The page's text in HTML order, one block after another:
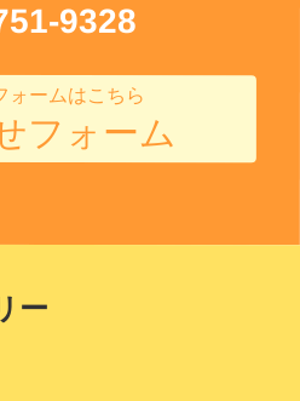
9328
ォームはこちら
フォーム
ー